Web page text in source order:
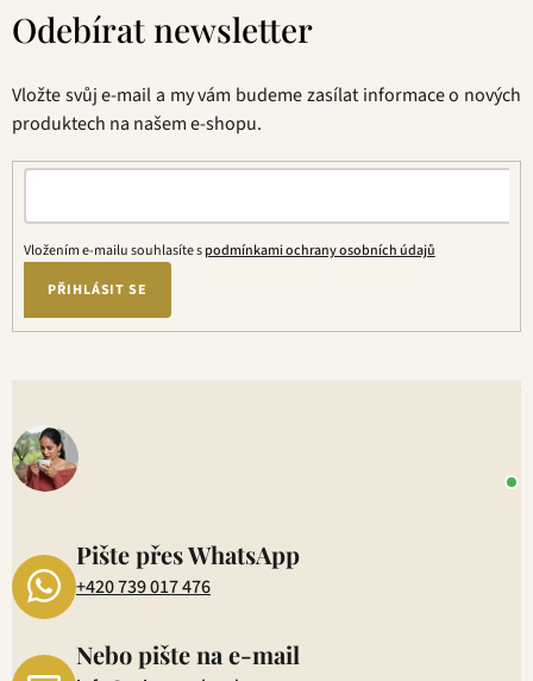
Odebírat newsletter
Vložte svůj e-mail a my vám budeme zasílat informace o nových
produktech na našem e-shopu.
Vložením e-mailu souhlasíte spodmínkami ochrany osobních údajů
PŘIHLÁSIT SE
Pište přes WhatsApp
+420 739 017 476
Nebo pište na e-mail